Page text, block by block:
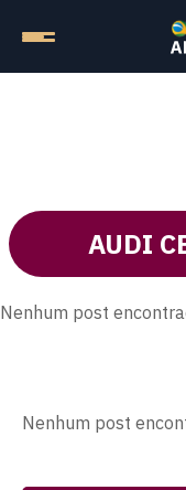
AUDI
Nenhum post
Nenhum post